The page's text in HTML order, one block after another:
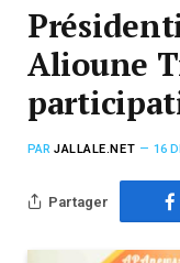
Alioune
PAR JALLALE.NET 16
Partager